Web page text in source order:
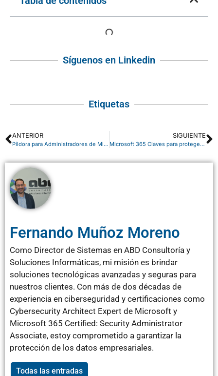
Síguenos en Linkedin
Etiquetas
ANTERIOR
Píldora para Administradores de Microsoft 365: Sincronización de Directorios
SIGUIENTE
Microsoft 365 Claves para proteger los datos de las Pymes
Fernando Muñoz Moreno
Como Director de Sistemas en ABD Consultoría y
Soluciones Informáticas, mi misión es brindar
soluciones tecnológicas avanzadas y seguras para
nuestros clientes. Con más de dos décadas de
experiencia en ciberseguridad y certificaciones como
Cybersecurity Architect Expert de Microsoft y
Microsoft 365 Certified: Security Administrator
Associate, estoy comprometido a garantizar la
protección de los datos empresariales.
Todas las entradas